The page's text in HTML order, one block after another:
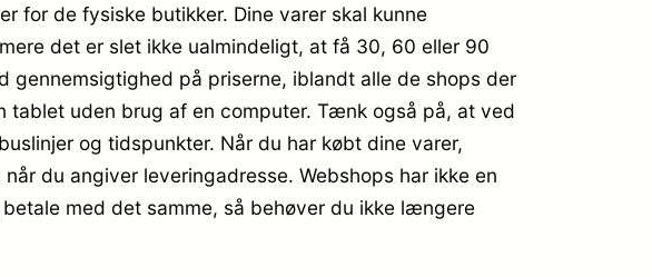
for de fysiske butikker. Dine varer skal kunne
det er slet ikke ualmindeligt, at få 30, 60 eller 90
på priserne, iblandt alle de shops der
tablet uden brug af en computer. Tænk også på, at ved
og tidspunkter. Når du har købt dine varer,
du angiver leveringadresse. Webshops har ikke en
med det samme, så behøver du ikke længere